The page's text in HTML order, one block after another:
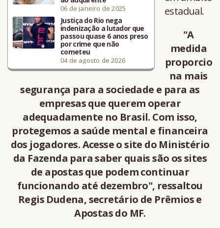
06 de janeiro de 2025
Justiça do Rio nega
indenização a lutador que
passou quase 6 anos preso
por crime que não
cometeu
04 de agosto de 2026
estadual.
"A
medida
proporcio
na mais
segurança para a sociedade e para as
empresas que querem operar
adequadamente no Brasil. Com isso,
protegemos a saúde mental e financeira
dos jogadores. Acesse o site do Ministério
da Fazenda para saber quais são os sites
de apostas que podem continuar
funcionando até dezembro", ressaltou
Regis Dudena, secretário de Prêmios e
Apostas do MF.